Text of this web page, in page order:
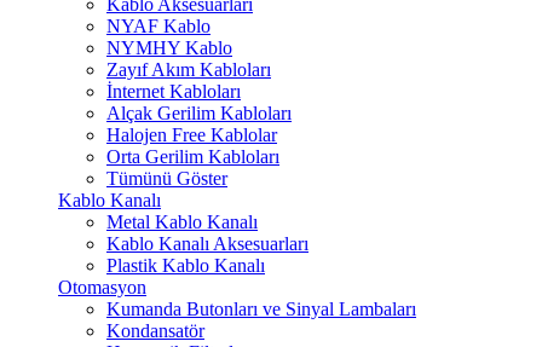
Kablo Aksesuarları
NYAF Kablo
NYMHY Kablo
Zayıf Akım Kabloları
İnternet Kabloları
Alçak Gerilim Kabloları
Halojen Free Kablolar
Orta Gerilim Kabloları
Tümünü Göster
Kablo Kanalı
Metal Kablo Kanalı
Kablo Kanalı Aksesuarları
Plastik Kablo Kanalı
Otomasyon
Kumanda Butonları ve Sinyal Lambaları
Kondansatör